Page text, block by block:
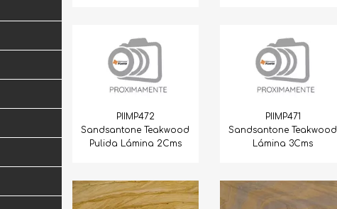
PIIMP472
Sandsantone Teakwood
Pulida Lámina 2Cms
PIIMP471
Sandsantone Teakwood
Lámina 3Cms